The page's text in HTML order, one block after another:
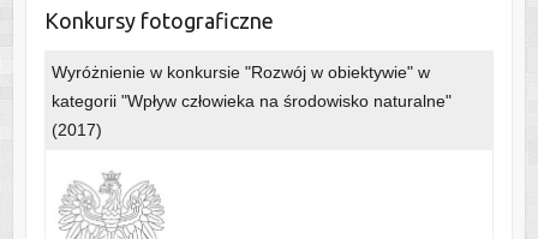
Konkursy fotograficzne
Wyróżnienie w konkursie "Rozwój w obiektywie" w
kategorii "Wpływ człowieka na środowisko naturalne"
(2017)